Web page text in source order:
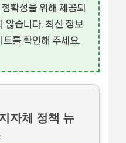
확성을 위해 제공되
않습니다. 최신 정보
를 확인해 주세요.
자체 정책 뉴